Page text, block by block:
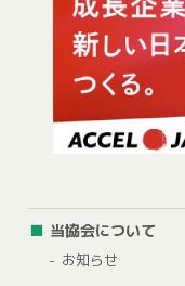
当協会について
お知らせ